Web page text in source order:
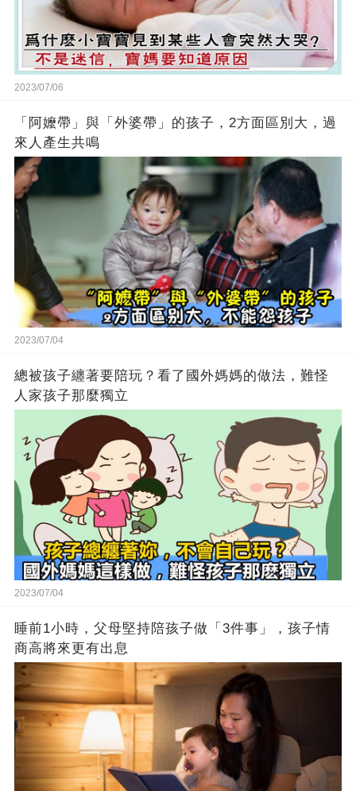
2023/07/06
「阿嬤帶」與「外婆帶」的孩子，2方面區別大，過
來人產生共鳴
2023/07/04
總被孩子纏著要陪玩？看了國外媽媽的做法，難怪
人家孩子那麼獨立
2023/07/04
睡前1小時，父母堅持陪孩子做「3件事」，孩子情
商高將來更有出息